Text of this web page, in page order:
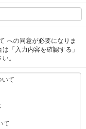
への同意が必要になりま
「入力内容を確認する」
。